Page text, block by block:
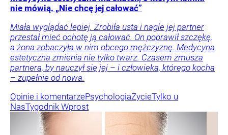
nie mówią. „Nie chcę jej całować”
Miała wyglądać lepiej. Zrobiła usta i nagle jej partner
przestał mieć ochotę ją całować. On poprawił szczękę,
a żona zobaczyła w nim obcego mężczyznę. Medycyna
estetyczna zmienia nie tylko twarz. Czasem zmusza
partnera, by nauczył się jej – i człowieka, którego kocha
– zupełnie od nowa.
Opinie i komentarzePsychologiaŻycieTylko u
NasTygodnik Wprost